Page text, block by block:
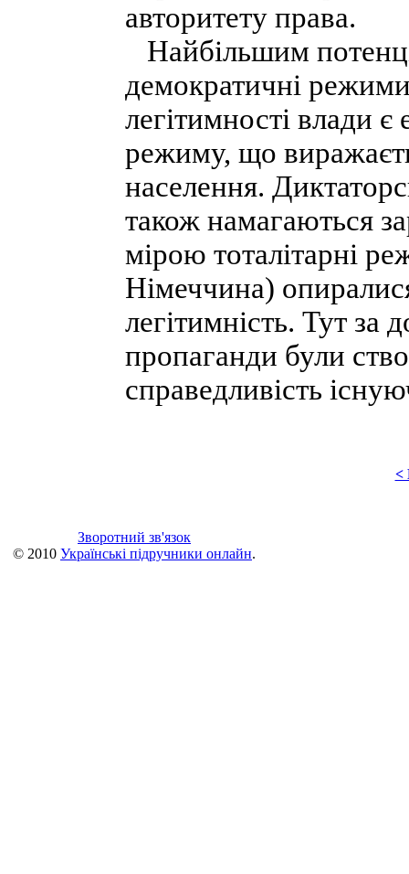
авторитету права.
Найбільшим
демократичні
легітимності влади є
режиму, що
населення.
також намагаються
мірою тоталітарні
Німеччина)
легітимність. Тут за
пропаганди були
справедливість
<
Зворотний зв'язок
© 2010 Українські підручники онлайн.